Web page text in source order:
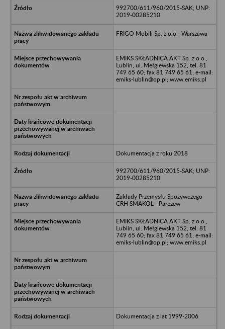
992700/611/960/2015-SAK; UNP:
2019-00285210
FRIGO Mobili Sp. z o.o - Warszawa
EMIKS SKŁADNICA AKT Sp. z o.o.,
Lublin, ul. Mełgiewska 152, tel. 81
749 65 60; fax 81 749 65 61; e-mail:
emiks-lublin@op.pl; www.emiks.pl
Dokumentacja z roku 2018
992700/611/960/2015-SAK; UNP:
2019-00285210
Zakłady Przemysłu Spożywczego
CRH SMAKOL - Parczew
EMIKS SKŁADNICA AKT Sp. z o.o.,
Lublin, ul. Mełgiewska 152, tel. 81
749 65 60; fax 81 749 65 61; e-mail:
emiks-lublin@op.pl; www.emiks.pl
Dokumentacja z lat 1999-2006